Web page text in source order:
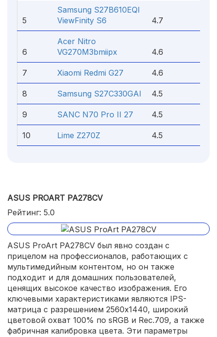
5
Samsung S27B610EQI
ViewFinity S6
4.7
6
Acer Nitro
VG270M3bmiipx
4.6
7 Xiaomi Redmi G27 4.6
8 Samsung S27C330GAI 4.5
9 SANC N70 Pro II 27 4.5
10 Lime Z270Z 4.5
ASUS PROART PA278CV
Рейтинг: 5.0
ASUS ProArt PA278CV был явно создан с
прицелом на профессионалов, работающих с
мультимедийным контентом, но он также
подходит и для домашних пользователей,
ценящих высокое качество изображения. Его
ключевыми характеристиками являются IPS-
матрица с разрешением 2560x1440, широкий
цветовой охват 100% по sRGB и Rec.709, а также
фабричная калибровка цвета. Эти параметры